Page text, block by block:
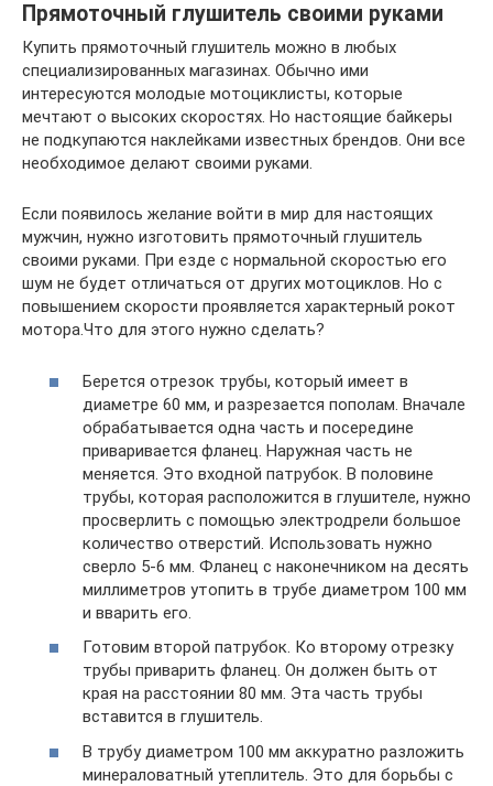
Прямоточный глушитель своими руками
Купить прямоточный глушитель можно в любых
специализированных магазинах. Обычно ими
интересуются молодые мотоциклисты, которые
мечтают о высоких скоростях. Но настоящие байкеры
не подкупаются наклейками известных брендов. Они все
необходимое делают своими руками.
Если появилось желание войти в мир для настоящих
мужчин, нужно изготовить прямоточный глушитель
своими руками. При езде с нормальной скоростью его
шум не будет отличаться от других мотоциклов. Но с
повышением скорости проявляется характерный рокот
мотора.Что для этого нужно сделать?
Берется отрезок трубы, который имеет в
диаметре 60 мм, и разрезается пополам. Вначале
обрабатывается одна часть и посередине
приваривается фланец. Наружная часть не
меняется. Это входной патрубок. В половине
трубы, которая расположится в глушителе, нужно
просверлить с помощью электродрели большое
количество отверстий. Использовать нужно
сверло 5-6 мм. Фланец с наконечником на десять
миллиметров утопить в трубе диаметром 100 мм
и вварить его.
Готовим второй патрубок. Ко второму отрезку
трубы приварить фланец. Он должен быть от
края на расстоянии 80 мм. Эта часть трубы
вставится в глушитель.
В трубу диаметром 100 мм аккуратно разложить
минераловатный утеплитель. Это для борьбы с